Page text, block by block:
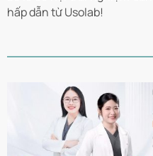
hấp dẫn từ Usolab!